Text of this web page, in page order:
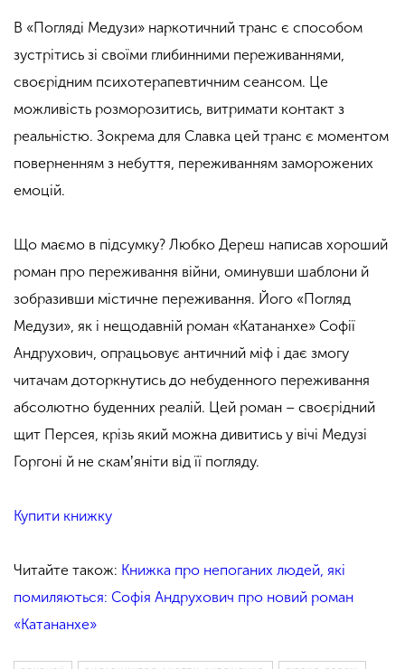
В «Погляді Медузи» наркотичний транс є способом
зустрітись зі своїми глибинними переживаннями,
своєрідним психотерапевтичним сеансом. Це
можливість розморозитись, витримати контакт з
реальністю. Зокрема для Славка цей транс є моментом
поверненням з небуття, переживанням заморожених
емоцій.
Що маємо в підсумку? Любко Дереш написав хороший
роман про переживання війни, оминувши шаблони й
зобразивши містичне переживання. Його «Погляд
Медузи», як і нещодавній роман «Катананхе» Софії
Андрухович, опрацьовує античний міф і дає змогу
читачам доторкнутись до небуденного переживання
абсолютно буденних реалій. Цей роман – своєрідний
щит Персея, крізь який можна дивитись у вічі Медузі
Горгоні й не скамʼяніти від її погляду.
Купити книжку
Читайте також: Книжка про непоганих людей, які
помиляються: Софія Андрухович про новий роман
«Катананхе»